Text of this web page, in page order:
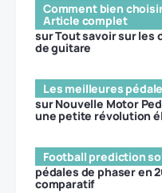
Comment bien
Article complet
surTout savoir sur les
de guitare
Les meilleures
surNouvelle Motor
une petite révolution
Football prediction
pédales de phaser en
comparatif